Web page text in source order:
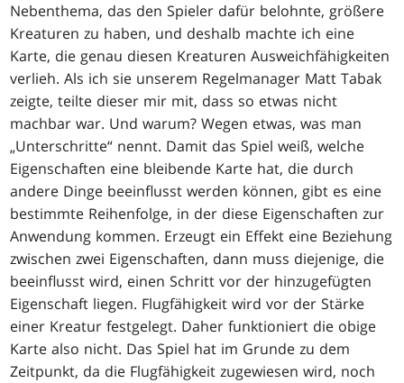
Nebenthema, das den Spieler dafür belohnte, größere
Kreaturen zu haben, und deshalb machte ich eine
Karte, die genau diesen Kreaturen Ausweichfähigkeiten
verlieh. Als ich sie unserem Regelmanager Matt Tabak
zeigte, teilte dieser mir mit, dass so etwas nicht
machbar war. Und warum? Wegen etwas, was man
„Unterschritte“ nennt. Damit das Spiel weiß, welche
Eigenschaften eine bleibende Karte hat, die durch
andere Dinge beeinflusst werden können, gibt es eine
bestimmte Reihenfolge, in der diese Eigenschaften zur
Anwendung kommen. Erzeugt ein Effekt eine Beziehung
zwischen zwei Eigenschaften, dann muss diejenige, die
beeinflusst wird, einen Schritt vor der hinzugefügten
Eigenschaft liegen. Flugfähigkeit wird vor der Stärke
einer Kreatur festgelegt. Daher funktioniert die obige
Karte also nicht. Das Spiel hat im Grunde zu dem
Zeitpunkt, da die Flugfähigkeit zugewiesen wird, noch